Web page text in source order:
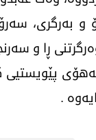
و بەرگری،
ڕا و
ساڵی 2025 تەواو بێت، بەڵام
.